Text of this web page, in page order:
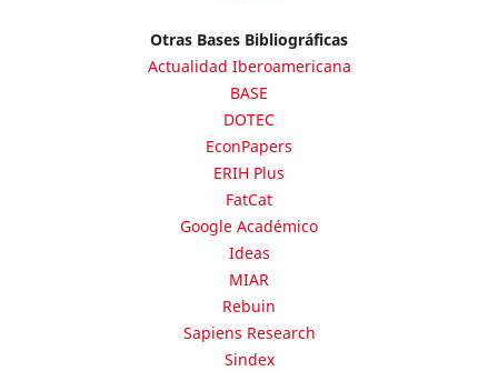
Otras Bases Bibliográficas
Actualidad Iberoamericana
BASE
DOTEC
EconPapers
ERIH Plus
FatCat
Google Académico
Ideas
MIAR
Rebuin
Sapiens Research
Sindex